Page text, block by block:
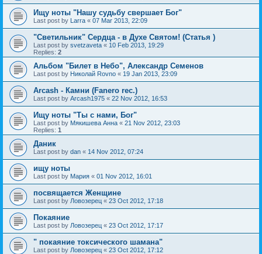
Ищу ноты "Нашу судьбу свершает Бог"
Last post by Larra « 07 Mar 2013, 22:09
"Светильник" Сердца - в Духе Святом! (Статья )
Last post by svetzaveta « 10 Feb 2013, 19:29
Replies: 2
Альбом "Билет в Небо", Александр Семенов
Last post by Николай Rovno « 19 Jan 2013, 23:09
Arcash - Камни (Fanero rec.)
Last post by Arcash1975 « 22 Nov 2012, 16:53
Ищу ноты "Ты с нами, Бог"
Last post by Мякишева Анна « 21 Nov 2012, 23:03
Replies: 1
Даник
Last post by dan « 14 Nov 2012, 07:24
ищу ноты
Last post by Мария « 01 Nov 2012, 16:01
посвящается Женщине
Last post by Ловозерец « 23 Oct 2012, 17:18
Покаяние
Last post by Ловозерец « 23 Oct 2012, 17:17
" покаяние токсического шамана"
Last post by Ловозерец « 23 Oct 2012, 17:12